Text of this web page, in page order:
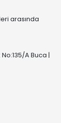
arasında
A Buca |